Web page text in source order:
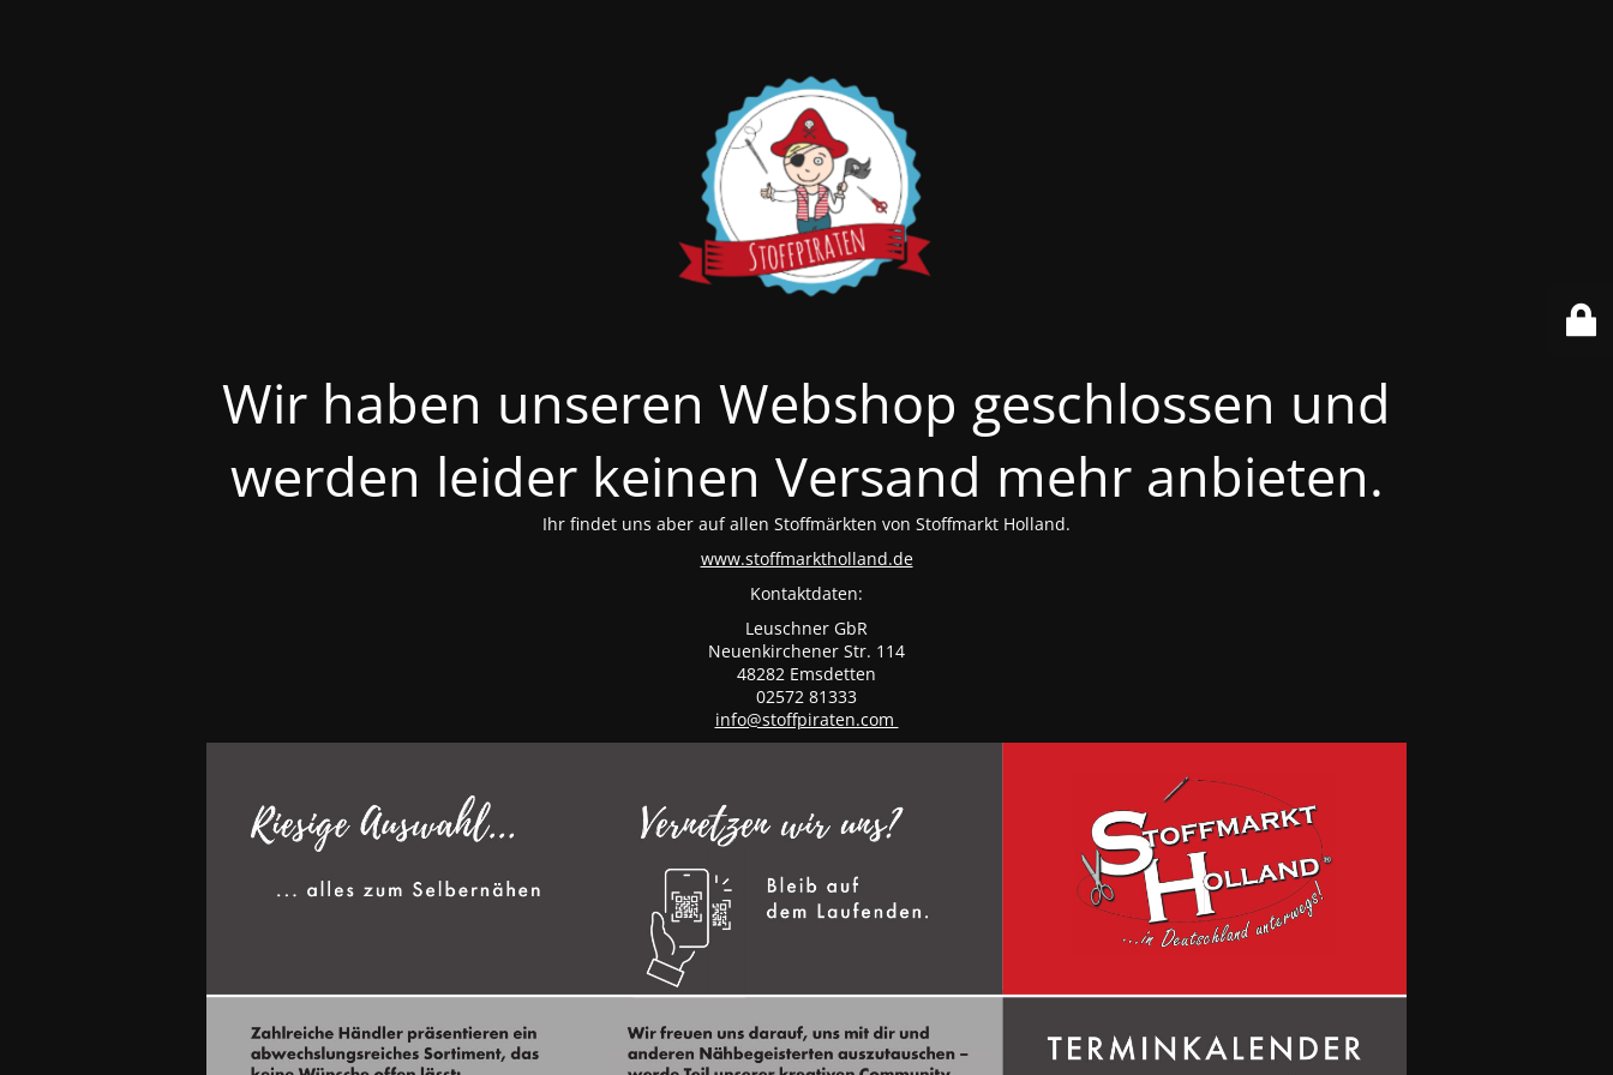
Wir haben unseren Webshop geschlossen und
werden leider keinen Versand mehr anbieten.
Ihr findet uns aber auf allen Stoffmärkten von Stoffmarkt Holland.
www.stoffmarktholland.de
Kontaktdaten:
Leuschner GbR
Neuenkirchener Str. 114
48282 Emsdetten
02572 81333
info@stoffpiraten.com